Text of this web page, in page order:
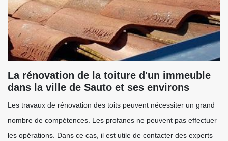
La rénovation de la toiture d'un immeuble
dans la ville de Sauto et ses environs
Les travaux de rénovation des toits peuvent nécessiter un grand
nombre de compétences. Les profanes ne peuvent pas effectuer
les opérations. Dans ce cas, il est utile de contacter des experts